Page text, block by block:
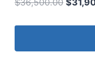
$36,500.00 $